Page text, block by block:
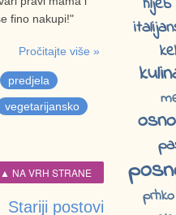
fino nakupi!"
Pročitajte više »
predjela
vegetarijansko
▲ NA VRH STRANE
Stariji postovi